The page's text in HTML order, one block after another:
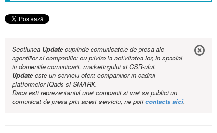
Sectiunea Updatecuprinde comunicatele de presa ale
agentiilor si companiilor cu privire la activitatea lor, in special
in domeniile comunicarii, marketingului si CSR-ului.
Updateeste un serviciu oferit companiilor in cadrul
platformelor IQads si SMARK.
Daca esti reprezentantul unei companii si vrei sa publici un
comunicat de presa prin acest serviciu, ne poticontacta aici.